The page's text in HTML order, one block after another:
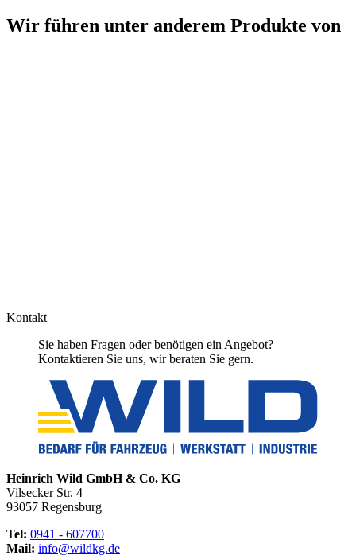
Wir führen unter anderem Produkte von
Kontakt
Sie haben Fragen oder benötigen ein Angebot?
Kontaktieren Sie uns, wir beraten Sie gern.
Heinrich Wild GmbH & Co. KG
Vilsecker Str. 4
93057 Regensburg
Tel: 0941 - 607700
Mail: info@wildkg.de